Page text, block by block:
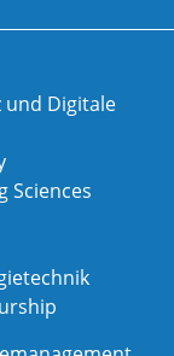
und Digitale
Sciences